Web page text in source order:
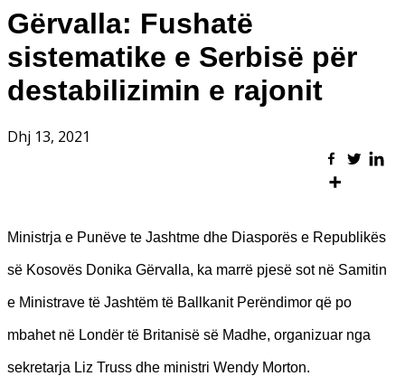
Gërvalla: Fushatë
sistematike e Serbisë për
destabilizimin e rajonit
Dhj 13, 2021
Ministrja e Punëve te Jashtme dhe Diasporës e Republikës
së Kosovës Donika Gërvalla, ka marrë pjesë sot në Samitin
e Ministrave të Jashtëm të Ballkanit Perëndimor që po
mbahet në Londër të Britanisë së Madhe, organizuar nga
sekretarja Liz Truss dhe ministri Wendy Morton.